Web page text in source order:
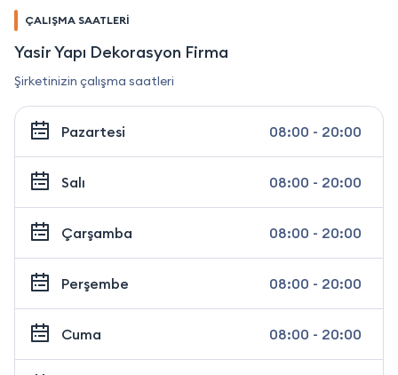
ÇALIŞMA SAATLERİ
Yasir Yapı Dekorasyon Firma
Şirketinizin çalışma saatleri
Pazartesi 08:00 - 20:00
Salı 08:00 - 20:00
Çarşamba 08:00 - 20:00
Perşembe 08:00 - 20:00
Cuma 08:00 - 20:00